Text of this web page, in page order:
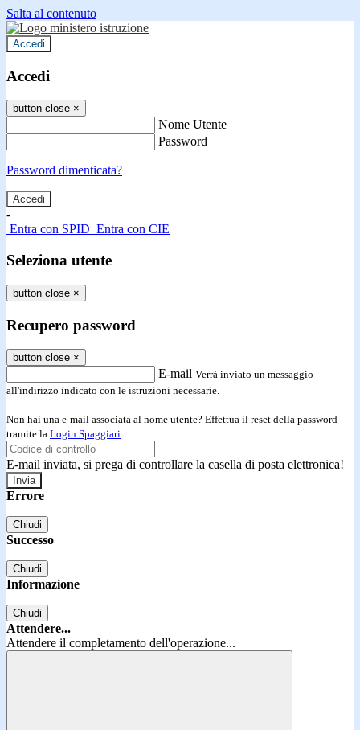
Salta al contenuto
Accedi
Accedi
button close ×
Nome Utente
Password
Password dimenticata?
-
Entra con SPID Entra con CIE
Seleziona utente
button close ×
Recupero password
button close ×
E-mail Verrà inviato un messaggio
all'indirizzo indicato con le istruzioni necessarie.
Non hai una e-mail associata al nome utente? Effettua il reset della password
tramite la Login Spaggiari
E-mail inviata, si prega di controllare la casella di posta elettronica!
Errore
Chiudi
Successo
Chiudi
Informazione
Chiudi
Attendere...
Attendere il completamento dell'operazione...